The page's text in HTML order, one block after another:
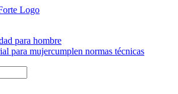
para hombre
para mujercumplen normas técnicas